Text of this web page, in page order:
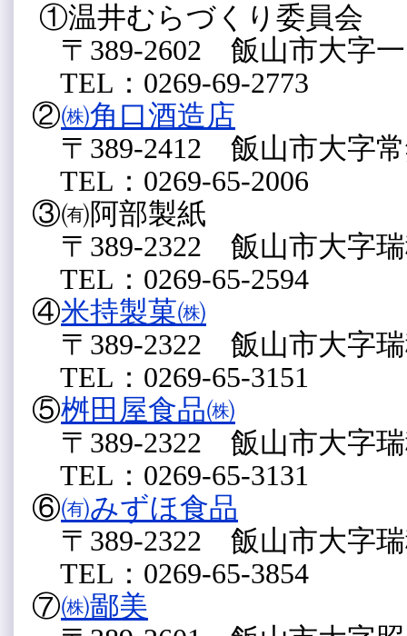
①温井むらづくり委員会
〒389-2602 飯山市大字一
TEL：0269-69-2773
②㈱角口酒造店
〒389-2412 飯山市大字常
TEL：0269-65-2006
③㈲阿部製紙
〒389-2322 飯山市大字瑞
TEL：0269-65-2594
④米持製菓㈱
〒389-2322 飯山市大字瑞
TEL：0269-65-3151
⑤桝田屋食品㈱
〒389-2322 飯山市大字瑞
TEL：0269-65-3131
⑥㈲みずほ食品
〒389-2322 飯山市大字瑞
TEL：0269-65-3854
⑦㈱鄙美